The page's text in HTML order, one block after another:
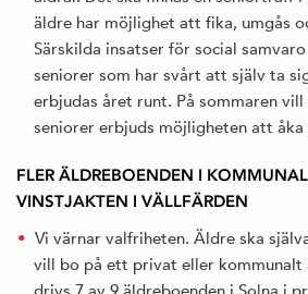
äldre har möjlighet att fika, umgås
Särskilda insatser för social
seniorer som har svårt att själv ta
erbjudas året runt. På sommaren
seniorer erbjuds möjligheten att
FLER ÄLDREBOENDEN I
VINSTJAKTEN I VÄLLFÄRDEN
Vi värnar valfriheten. Äldre ska
vill bo på ett privat eller kommunalt